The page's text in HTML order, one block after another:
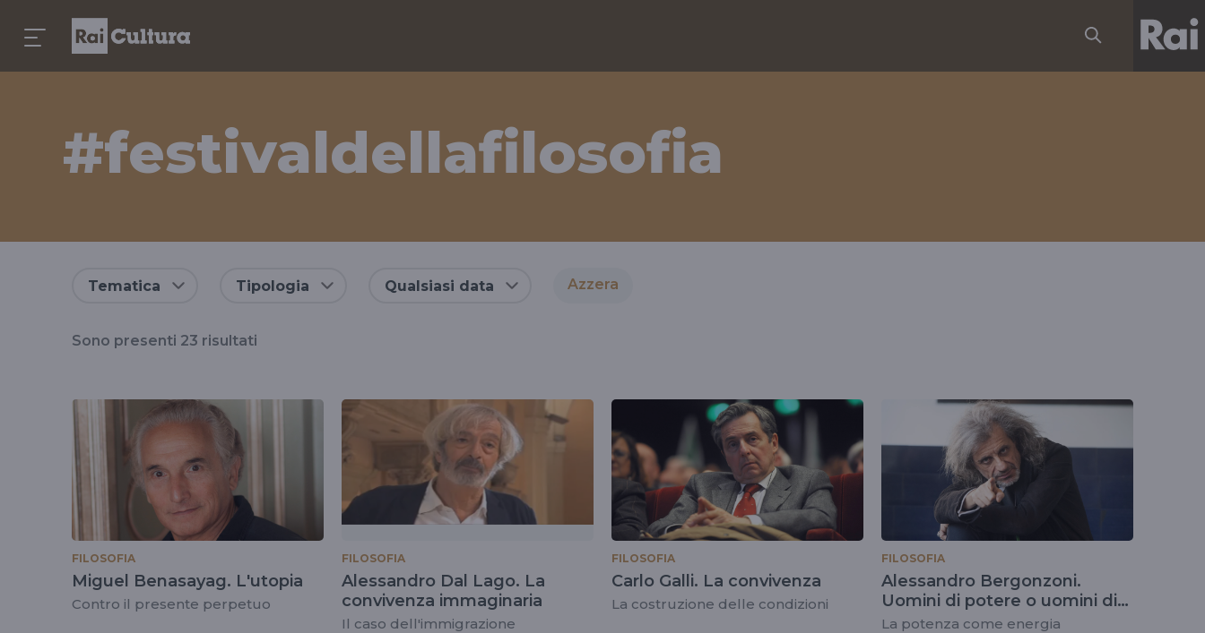
#festivaldellafilosofia
tag
#festivaldellafilosofia
Tematica Tipologia Qualsiasi data Azzera
Sono presenti 23 risultati
FILOSOFIA
Miguel Benasayag. L'utopia
Contro il presente perpetuo
FILOSOFIA
Alessandro Dal Lago. La
convivenza immaginaria
Il caso dell'immigrazione
FILOSOFIA
Carlo Galli. La convivenza
La costruzione delle condizioni
FILOSOFIA
Alessandro Bergonzoni.
Uomini di potere o uomini di
potenza?
La potenza come energia